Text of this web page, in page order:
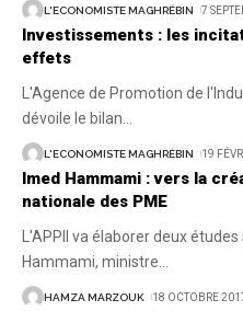
L'ECONOMISTE MAGHRÉBIN 7
Investissements : les
effets
L'Agence de Promotion de
dévoile le bilan
L'ECONOMISTE MAGHRÉBIN 19
Imed Hammami : vers la
nationale des PME
L'APPII va élaborer deux
Hammami, ministre
HAMZA MARZOUK 18 OCTOBRE